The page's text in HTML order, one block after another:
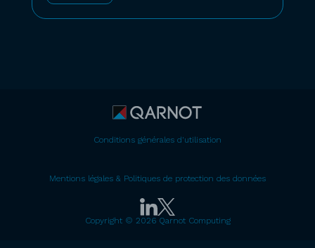
Conditions générales d'utilisation
Mentions légales & Politiques de protection des données
Copyright © 2026 Qarnot Computing